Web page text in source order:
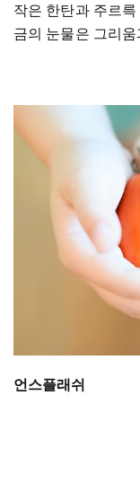
작은 한탄과 주르륵
금의 눈물은 그리
언스플래쉬